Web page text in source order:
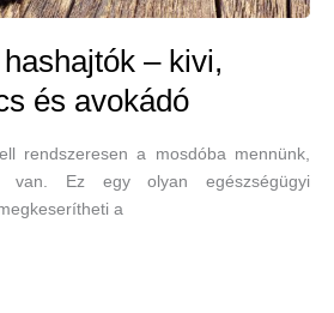
– kivi,
és avokádó
rendszeresen a mosdóba mennünk,
van. Ez egy olyan egészségügyi
a